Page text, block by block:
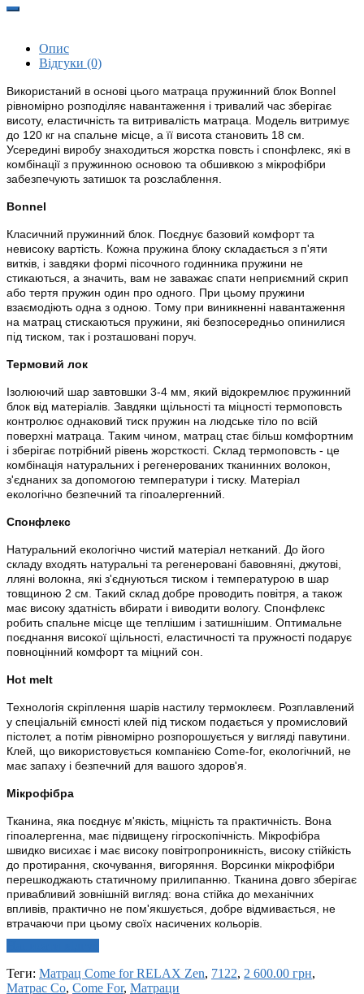
Опис
Відгуки (0)
Використаний в основі цього матраца пружинний блок Bonnel
рівномірно розподіляє навантаження і тривалий час зберігає
висоту, еластичність та витривалість матраца. Модель витримує
до 120 кг на спальне місце, а її висота становить 18 см.
Усередині виробу знаходиться жорстка повсть і спонфлекс, які в
комбінації з пружинною основою та обшивкою з мікрофібри
забезпечують затишок та розслаблення.
Bonnel
Класичний пружинний блок. Поєднує базовий комфорт та
невисоку вартість. Кожна пружина блоку складається з п'яти
витків, і завдяки формі пісочного годинника пружини не
стикаються, а значить, вам не заважає спати неприємний скрип
або тертя пружин один про одного. При цьому пружини
взаємодіють одна з одною. Тому при виникненні навантаження
на матрац стискаються пружини, які безпосередньо опинилися
під тиском, так і розташовані поруч.
Термовий лок
Ізолюючий шар завтовшки 3-4 мм, який відокремлює пружинний
блок від матеріалів. Завдяки щільності та міцності термоповсть
контролює однаковий тиск пружин на людське тіло по всій
поверхні матраца. Таким чином, матрац стає більш комфортним
і зберігає потрібний рівень жорсткості. Склад термоповсть - це
комбінація натуральних і регенерованих тканинних волокон,
з'єднаних за допомогою температури і тиску. Матеріал
екологічно безпечний та гіпоалергенний.
Спонфлекс
Натуральний екологічно чистий матеріал нетканий. До його
складу входять натуральні та регенеровані бавовняні, джутові,
лляні волокна, які з'єднуються тиском і температурою в шар
товщиною 2 см. Такий склад добре проводить повітря, а також
має високу здатність вбирати і виводити вологу. Спонфлекс
робить спальне місце ще теплішим і затишнішим. Оптимальне
поєднання високої щільності, еластичності та пружності подарує
повноцінний комфорт та міцний сон.
Hot melt
Технологія скріплення шарів настилу термоклеєм. Розплавлений
у спеціальній ємності клей під тиском подається у промисловий
пістолет, а потім рівномірно розпорошується у вигляді павутини.
Клей, що використовується компанією Come-for, екологічний, не
має запаху і безпечний для вашого здоров'я.
Мікрофібра
Тканина, яка поєднує м'якість, міцність та практичність. Вона
гіпоалергенна, має підвищену гігроскопічність. Мікрофібра
швидко висихає і має високу повітропроникність, високу стійкість
до протирання, скочування, вигоряння. Ворсинки мікрофібри
перешкоджають статичному прилипанню. Тканина довго зберігає
привабливий зовнішній вигляд: вона стійка до механічних
впливів, практично не пом'якшується, добре відмивається, не
втрачаючи при цьому своїх насичених кольорів.
Теги: Матрац Come for RELAX Zen, 7122, 2 600.00 грн,
Матрас Co, Come For, Матраци